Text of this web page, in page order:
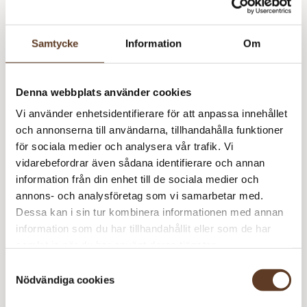
Samtycke Information Om
Denna webbplats använder cookies
Vi använder enhetsidentifierare för att anpassa innehållet
och annonserna till användarna, tillhandahålla funktioner
för sociala medier och analysera vår trafik. Vi
vidarebefordrar även sådana identifierare och annan
information från din enhet till de sociala medier och
annons- och analysföretag som vi samarbetar med.
Dessa kan i sin tur kombinera informationen med annan
information som du har tillhandahållit eller som de har
Nödvändiga cookies
Storlek: 45mm i diameter, ca 7cm lång (utfälld)
Art.nr: OT-5200-0
67 i lager
Yllotyll
Väskkrok
mängd
Lägg till i varukorg
Se lagersaldo i butik
Under Yllotylls egna varumärke samlar vi produkter som är